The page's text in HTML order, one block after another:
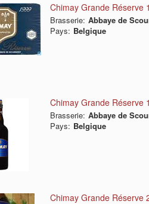
Chimay Grande Réserve
Brasserie: Abbaye de
Pays: Belgique
Chimay Grande Réserve
Brasserie: Abbaye de
Pays: Belgique
Chimay Grande Réserve